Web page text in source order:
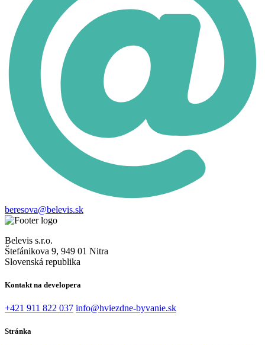
beresova@belevis.sk
Belevis s.r.o.
Štefánikova 9, 949 01 Nitra
Slovenská republika
Kontakt na developera
+421 911 822 037 info@hviezdne-byvanie.sk
Stránka